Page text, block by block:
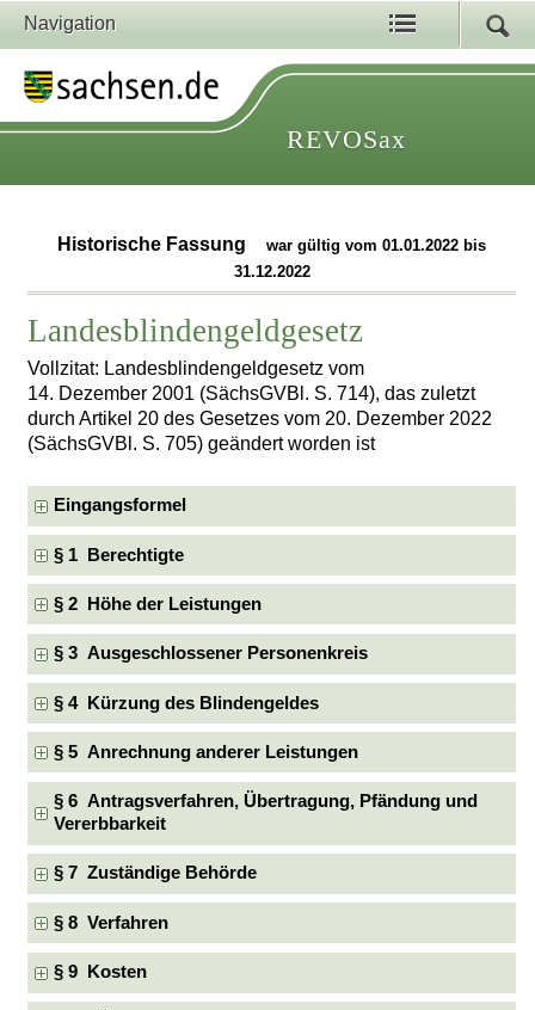
Navigation
REVOSax
Historische Fassung
war gültig vom 01.01.2022 bis
31.12.2022
Landesblindengeldgesetz
Vollzitat: Landesblindengeldgesetz vom
14. Dezember 2001 (SächsGVBl. S. 714), das zuletzt
durch Artikel 20 des Gesetzes vom 20. Dezember 2022
(SächsGVBl. S. 705) geändert worden ist
Eingangsformel
§ 1 Berechtigte
§ 2 Höhe der Leistungen
§ 3 Ausgeschlossener Personenkreis
§ 4 Kürzung des Blindengeldes
§ 5 Anrechnung anderer Leistungen
§ 6 Antragsverfahren, Übertragung, Pfändung und
Vererbbarkeit
§ 7 Zuständige Behörde
§ 8 Verfahren
§ 9 Kosten